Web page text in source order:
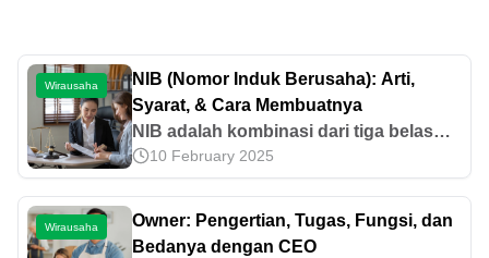
Wirausaha
NIB (Nomor Induk Berusaha): Arti,
Syarat, & Cara Membuatnya
NIB adalah kombinasi dari tiga belas
digit angka yang menjadi identitas
pelaku usaha kecil hingga perusahaan
berskala besar. Yuk, simak
selengkapnya di sini!
10 February 2025
Wirausaha
Owner: Pengertian, Tugas, Fungsi, dan
Bedanya dengan CEO